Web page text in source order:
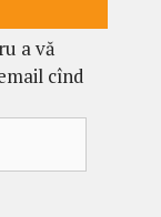
a vă
cînd